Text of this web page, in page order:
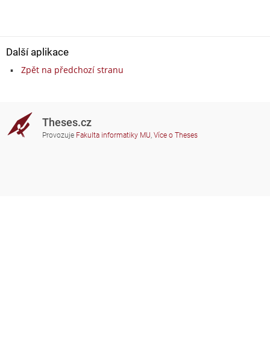
Další aplikace
Zpět na předchozí stranu
Theses.cz
Provozuje Fakulta informatiky MU, Více o Theses